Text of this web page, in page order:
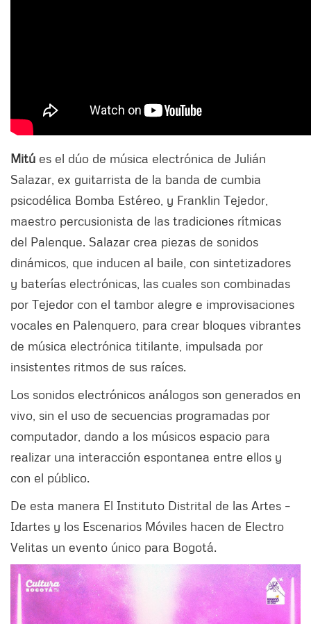
Mitú es el dúo de música electrónica de Julián
Salazar, ex guitarrista de la banda de cumbia
psicodélica Bomba Estéreo, y Franklin Tejedor,
maestro percusionista de las tradiciones rítmicas
del Palenque. Salazar crea piezas de sonidos
dinámicos, que inducen al baile, con sintetizadores
y baterías electrónicas, las cuales son combinadas
por Tejedor con el tambor alegre e improvisaciones
vocales en Palenquero, para crear bloques vibrantes
de música electrónica titilante, impulsada por
insistentes ritmos de sus raíces.
Los sonidos electrónicos análogos son generados en
vivo, sin el uso de secuencias programadas por
computador, dando a los músicos espacio para
realizar una interacción espontanea entre ellos y
con el público.
De esta manera El Instituto Distrital de las Artes –
Idartes y los Escenarios Móviles hacen de Electro
Velitas un evento único para Bogotá.